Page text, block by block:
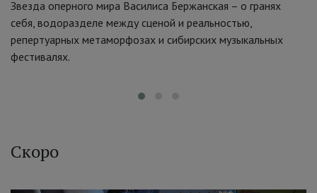
Звезда оперного мира Василиса Бержанская – о гранях
себя, водоразделе между сценой и реальностью,
репертуарных метаморфозах и сибирских музыкальных
фестивалях.
Скоро